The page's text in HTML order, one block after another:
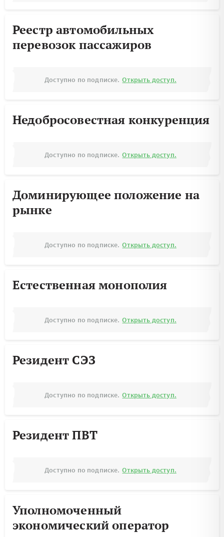
Реестр автомобильных
перевозок пассажиров
Доступно по подписке. Открыть доступ.
Недобросовестная конкуренция
Доступно по подписке. Открыть доступ.
Доминирующее положение на
рынке
Доступно по подписке. Открыть доступ.
Естественная монополия
Доступно по подписке. Открыть доступ.
Резидент СЭЗ
Доступно по подписке. Открыть доступ.
Резидент ПВТ
Доступно по подписке. Открыть доступ.
Уполномоченный
экономический оператор